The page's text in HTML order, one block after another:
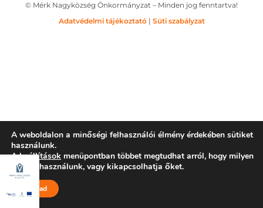
© Mérk Nagyközség Önkormányzat – Minden jog fenntartva!
Adatvédelmi tájékoztató| Süti szabályzat
A weboldalon a minőségi felhasználói élmény érdekében sütiket
használunk.
Abeállítások menüpontban többet megtudhat arról, hogy milyen
sütiket használunk, vagy kikapcsolhatja őket.
Elfogad